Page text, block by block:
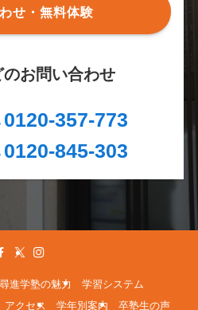
せ・無料体験
お問い合わせ
0120-357-773
0120-845-303
進学塾の魅力
学習システム
アクセス 学年別案内 卒塾生の声